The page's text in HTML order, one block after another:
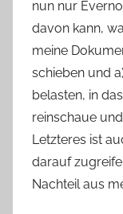
nun nur
davon kann,
meine
schieben und
belasten, in
reinschaue
Letzteres ist
darauf
Nachteil aus